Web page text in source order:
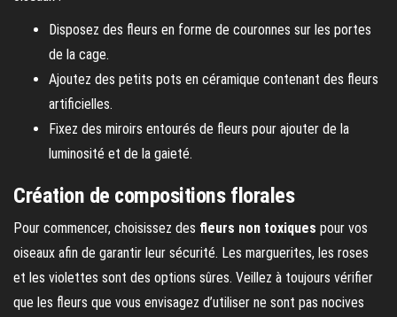
Disposez des fleurs en forme de couronnes sur les portes
de la cage.
Ajoutez des petits pots en céramique contenant des fleurs
artificielles.
Fixez des miroirs entourés de fleurs pour ajouter de la
luminosité et de la gaieté.
Création de compositions florales
Pour commencer, choisissez des fleurs non toxiques pour vos
oiseaux afin de garantir leur sécurité. Les marguerites, les roses
et les violettes sont des options sûres. Veillez à toujours vérifier
que les fleurs que vous envisagez d’utiliser ne sont pas nocives